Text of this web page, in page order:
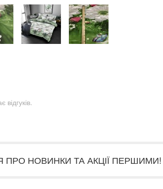
ПРО НОВИНКИ ТА АКЦІЇ ПЕРШИМИ!